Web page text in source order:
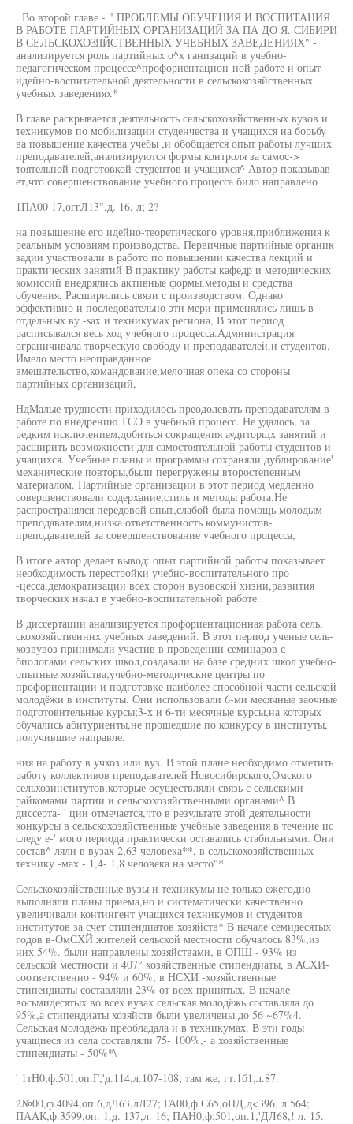
. Во второй главе - " ПРОБЛЕМЫ ОБУЧЕНИЯ И ВОСПИТАНИЯ
В РАБОТЕ ПАРТИЙНЫХ ОРГАНИЗАЦИЙ ЗА ПА ДО Я. СИБИРИ
В СЕЛЬСКОХОЗЯЙСТВЕННЫХ УЧЕБНЫХ ЗАВЕДЕНИЯХ" -
анализируется роль партийных о^х ганизаций в учебно-
педагогическом процессе^профориентацион-ной работе и опыт
идейно-воспитательной деятельности в сельскохозяйственных
учебных заведениях*
В главе раскрывается деятельность сельскохозяйственных вузов и
техникумов по мобилизации студенчества и учащихся на борьбу
ва повышение качества учебы ,и обобщается опыт работы лучших
преподавателей,анализируются формы контроля за самос->
тоятельной подготовкой студентов и учащихся^ Автор показывав
ет,что совершенствование учебного процесса било направлено
1ПА00 17,оггЛ13",д. 16, л; 2?
на повышение его идейно-теоретического уровня,приближения к
реальным условиям производства. Первичные партийные органик
задии участвовали в работо по повышении качества лекций и
практических занятий В практику работы кафедр и методических
комиссий внедрялись активные формы,методы и средства
обучения, Расширились связи с производством. Однако
эффективно и последовательно эти мери применялись лишь в
отдельных ву -sax и техникумах региона, В этот период
расписывался весь ход учебного процесса.Администрация
ограничивала творческую свободу и преподавателей,и студентов.
Имело место неоправданное
вмешательство,командование,мелочная опека со стороны
партийных организаций,
НдМалые трудности приходилось преодолевать преподавателям в
работе по внедрению ТСО в учебный процесс. Не удалось, за
редким исключением,добиться сокращения аудиторщх занятий и
расширить возможности для самостоятельной работы студентов и
учащихся. Учебные планы и программы сохраняли дублирование'
механические повторы,были перегружены второстепенным
материалом. Партийные организации в этот период медленно
совершенствовали содерхание,стиль и методы работа.Не
распространялся передовой опыт,слабой была помощь молодым
преподавателям,низка ответственность коммунистов-
преподавателей за совершенствование учебного процесса,
В итоге автор делает вывод: опыт партийной работы показывает
необходимость перестройки учебно-воспитательного про
-цесса,демократизации всех сторон вузовской хизни,развития
творческих начал в учебно-воспитательной работе.
В диссертации анализируется профориентационная работа сель,
скохозяйственннх учебных заведений. В этот период ученые сель-
хозвувоз принимали участив в проведении семинаров с
биологами сельских школ,создавали на базе средних школ учебно-
опытные хозяйства,учебно-методические центры по
профориентации и подготовке наиболее способной части сельской
молодёжи в институты. Они использовали 6-ми месячные заочные
подготовительные курсы;3-х и 6-ти месячные курсы,на которых
обучались абитуриенты,не прошедшие по конкурсу в институты,
получившие направле.
ния на работу в учхоз или вуз. В этой плане необходимо отметить
работу коллективов преподавателей Новосибирского,Омского
сельхозинститутов,которые осуществляли связь с сельскими
райкомами партии и сельскохозяйственными органами^ В
диссерта- ' ции отмечается,что в результате этой деятельности
конкурсы в сельскохозяйственные учебные заведения в течение ис
следу е-' мого периода практически оставались стабильными. Они
состав^ ляли в вузах 2,63 человека**, в сельскохозяйственных
технику -мах - 1,4- 1,8 человека на место"*.
Сельскохозяйственные вузы и техникумы не только ежегодно
выполняли планы приема,но и систематически качественно
увеличивали контингент учащихся техникумов и студентов
институтов за счет стипендиатов хозяйств* В начале семидесятых
годов в-ОмСХЙ жителей сельской местности обучалось 83%,из
них 54%. были направлены хозяйствами, в ОПШ - 93% из
сельской местности и 407° хозяйственные стипендиаты, в АСХИ-
соответственно - 94% и 60%, в НСХИ -хозяйственные
стипендиаты составляли 23% от всех принятых. В начале
восьмидесятых во всех вузах сельская молодёжь составляла до
95%,а стипендиаты хозяйств были увеличены до 56 ~67%4.
Сельская молодёжь преобладала и в техникумах. В эти годы
учащиеся из села составляли 75- 100%,- а хозяйственные
стипендиаты - 50%*\
' 1тН0,ф.501,оп.Г,'д.114,л.107-108; там же, гт.1б1,л.87.
2№00,ф.4094,оп.6,дЛ63,лЛ27; ГА00,ф.С65,оПД,д<396, л.564;
ПААК,ф.3599,оп. 1,д. 137,л. 16; ПАН0,ф;501,оп.1,'ДЛ68,! л. 15.